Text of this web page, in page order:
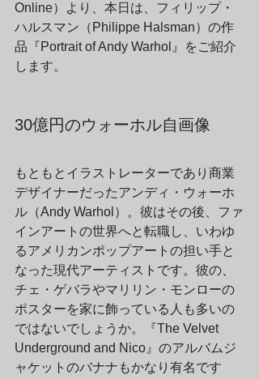
Online）より、本日は、フィリップ・
ハルスマン（Philippe Halsman）の作
品『Portrait of Andy Warhol』をご紹介
します。
30億円のウォーホル自画像
もともとイラストレーターであり商業
デザイナーだったアンディ・ウォーホ
ル（Andy Warhol）。彼はその後、ファ
インアートの世界へと転職し、いわゆ
るアメリカンポップアートの担い手と
なった現代アーティストです。彼の、
チェ・ゲバラやマリリン・モンローの
ポスターを家に飾っている人も多いの
ではないでしょうか。『The Velvet
Underground and Nico』のアルバムジ
ャケットのバナナもかなり有名です